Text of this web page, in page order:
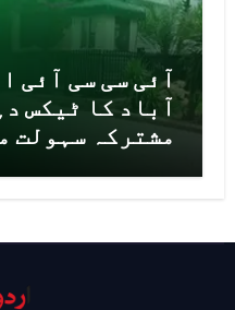
آئی سی سی آئی
آباد کا ٹیکس
مشترکہ سہولت